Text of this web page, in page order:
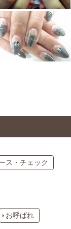
ス・チェック
お呼ばれ